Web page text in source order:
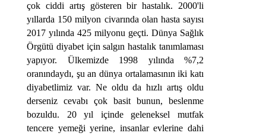
çok ciddi artış gösteren bir hastalık. 2000'li
yıllarda 150 milyon civarında olan hasta sayısı
2017 yılında 425 milyonu geçti. Dünya Sağlık
Örgütü diyabet için salgın hastalık tanımlaması
yapıyor. Ülkemizde 1998 yılında %7,2
oranındaydı, şu an dünya ortalamasının iki katı
diyabetlimiz var. Ne oldu da hızlı artış oldu
derseniz cevabı çok basit bunun, beslenme
bozuldu. 20 yıl içinde geleneksel mutfak
tencere yemeği yerine, insanlar evlerine dahi